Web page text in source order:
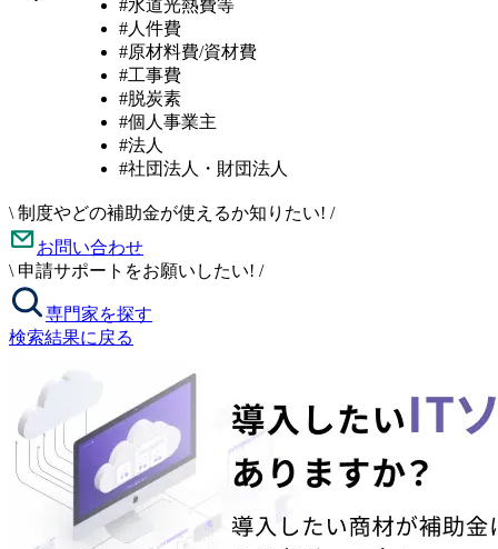
#水道光熱費等
#人件費
#原材料費/資材費
#工事費
#脱炭素
#個人事業主
#法人
#社団法人・財団法人
\ 制度やどの補助金が使えるか知りたい! /
お問い合わせ
\ 申請サポートをお願いしたい! /
専門家を探す
検索結果に戻る